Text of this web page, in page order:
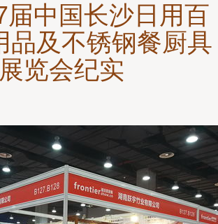
届中国长沙日用百
品及不锈钢餐厨具
展览会纪实